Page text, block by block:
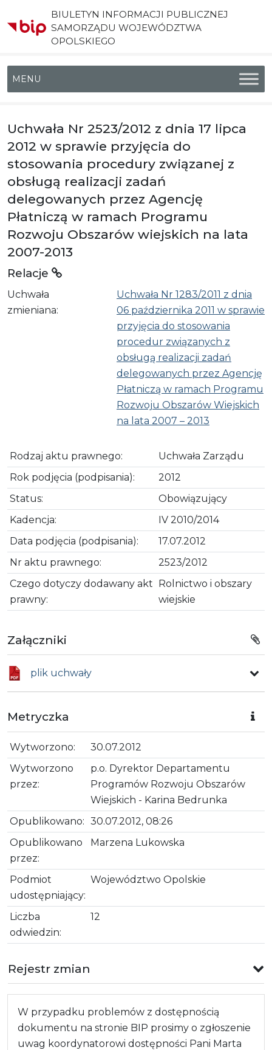
BIULETYN INFORMACJI PUBLICZNEJ
SAMORZĄDU WOJEWÓDZTWA
OPOLSKIEGO
Menu główne
Uchwała Nr 2523/2012 z dnia 17 lipca
2012 w sprawie przyjęcia do
stosowania procedury związanej z
obsługą realizacji zadań
delegowanych przez Agencję
Płatniczą w ramach Programu
Rozwoju Obszarów wiejskich na lata
2007-2013
Relacje
Uchwała
zmieniana:
Uchwała Nr 1283/2011 z dnia
06 października 2011 w sprawie
przyjęcia do stosowania
procedur związanych z
obsługą realizacji zadań
delegowanych przez Agencję
Płatniczą w ramach Programu
Rozwoju Obszarów Wiejskich
na lata 2007 – 2013
Rodzaj aktu prawnego:
Uchwała Zarządu
Rok podjęcia (podpisania):
2012
Status:
Obowiązujący
Kadencja:
IV 2010/2014
Data podjęcia (podpisania):
17.07.2012
Nr aktu prawnego:
2523/2012
Czego dotyczy dodawany akt
prawny:
Rolnictwo i obszary
wiejskie
Załączniki
plik uchwały
Metryczka
Wytworzono:
30.07.2012
Wytworzono
przez:
p.o. Dyrektor Departamentu
Programów Rozwoju Obszarów
Wiejskich - Karina Bedrunka
Opublikowano: 30.07.2012, 08:26
Opublikowano
przez:
Marzena Lukowska
Podmiot
udostępniający:
Województwo Opolskie
Liczba
odwiedzin:
12
Rejestr zmian
W przypadku problemów z dostępnością
dokumentu na stronie BIP prosimy o zgłoszenie
uwag koordynatorowi dostępności Pani Marta